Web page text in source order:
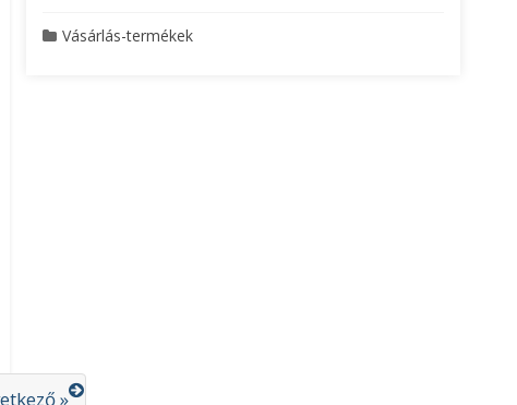
»
Vásárlás-termékek